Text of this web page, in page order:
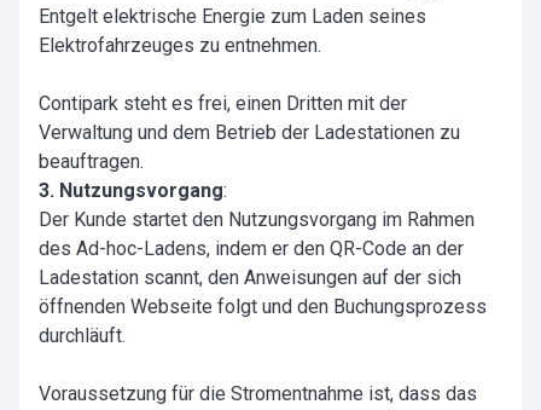
Entgelt elektrische Energie zum Laden seines
Elektrofahrzeuges zu entnehmen.
Contipark steht es frei, einen Dritten mit der
Verwaltung und dem Betrieb der Ladestationen zu
beauftragen.
3. Nutzungsvorgang:
Der Kunde startet den Nutzungsvorgang im Rahmen
des Ad-hoc-Ladens, indem er den QR-Code an der
Ladestation scannt, den Anweisungen auf der sich
öffnenden Webseite folgt und den Buchungsprozess
durchläuft.
Voraussetzung für die Stromentnahme ist, dass das